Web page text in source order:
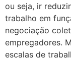
ou seja, ir
trabalho em
negociação
empregadores.
escalas de